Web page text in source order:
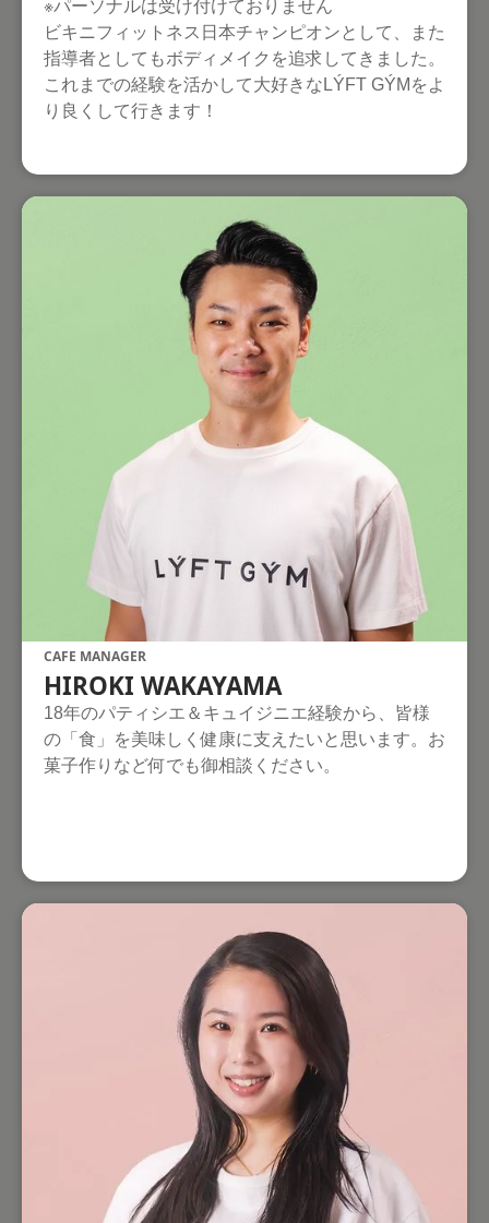
※パーソナルは受け付けておりません
ビキニフィットネス日本チャンピオンとして、また
指導者としてもボディメイクを追求してきました。
これまでの経験を活かして大好きなLÝFT GÝMをよ
り良くして行きます！
CAFE MANAGER
HIROKI WAKAYAMA
18年のパティシエ＆キュイジニエ経験から、皆様
の「食」を美味しく健康に支えたいと思います。お
菓子作りなど何でも御相談ください。